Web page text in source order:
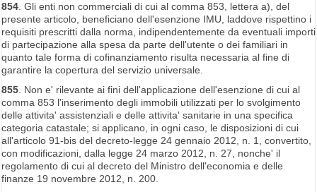
854. Gli enti non commerciali di cui al comma 853, lettera a), del
presente articolo, beneficiano dell'esenzione IMU, laddove rispettino i
requisiti prescritti dalla norma, indipendentemente da eventuali importi
di partecipazione alla spesa da parte dell'utente o dei familiari in
quanto tale forma di cofinanziamento risulta necessaria al fine di
garantire la copertura del servizio universale.
855. Non e' rilevante ai fini dell'applicazione dell'esenzione di cui al
comma 853 l'inserimento degli immobili utilizzati per lo svolgimento
delle attivita' assistenziali e delle attivita' sanitarie in una specifica
categoria catastale; si applicano, in ogni caso, le disposizioni di cui
all'articolo 91-bis del decreto-legge 24 gennaio 2012, n. 1, convertito,
con modificazioni, dalla legge 24 marzo 2012, n. 27, nonche' il
regolamento di cui al decreto del Ministro dell'economia e delle
finanze 19 novembre 2012, n. 200.